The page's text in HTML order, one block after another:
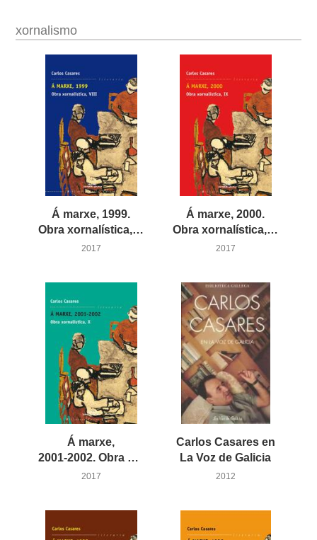
xornalismo
Á marxe, 1999.
Obra xornalística, VIII
2017
Á marxe, 2000.
Obra xornalística, IX
2017
Á marxe,
2001-2002. Obra xornalística, X
2017
Carlos Casares en
La Voz de Galicia
2012